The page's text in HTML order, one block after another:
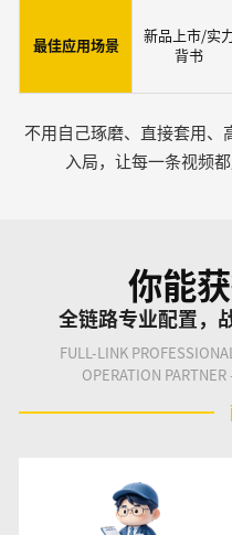
最佳应用场景
新品上市/实
背书
不用自己琢磨、直接套用、
入局，让每一条视频
你能
全链路专业配置，
FULL-LINK
OPERATION